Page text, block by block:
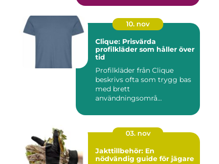
10. nov
Clique: Prisvärda
profilkläder som håller över
tid
Profilkläder från Clique
beskrivs ofta som trygg bas
med brett
användningsområ...
03. nov
Jakttillbehör: En
nödvändig guide för jägare